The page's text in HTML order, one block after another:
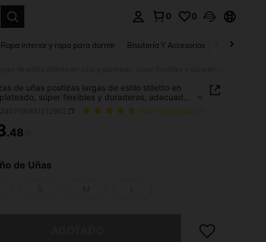
0 0
Ropa interior y ropa para dormir Bisutería Y Accesorios Zapatos
de uñas postizas largas de estilo stiletto en
súper flexibles y duraderas, adecuadas
y niñas, uñas de salón para aplicar,
de arte de uñas, uñas postizas hechas a
(500+ Comentarios)
AND AVAILABILITY
.48
de Uñas